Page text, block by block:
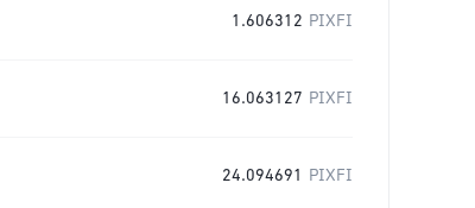
1.606312 PIXFI
16.063127 PIXFI
24.094691 PIXFI